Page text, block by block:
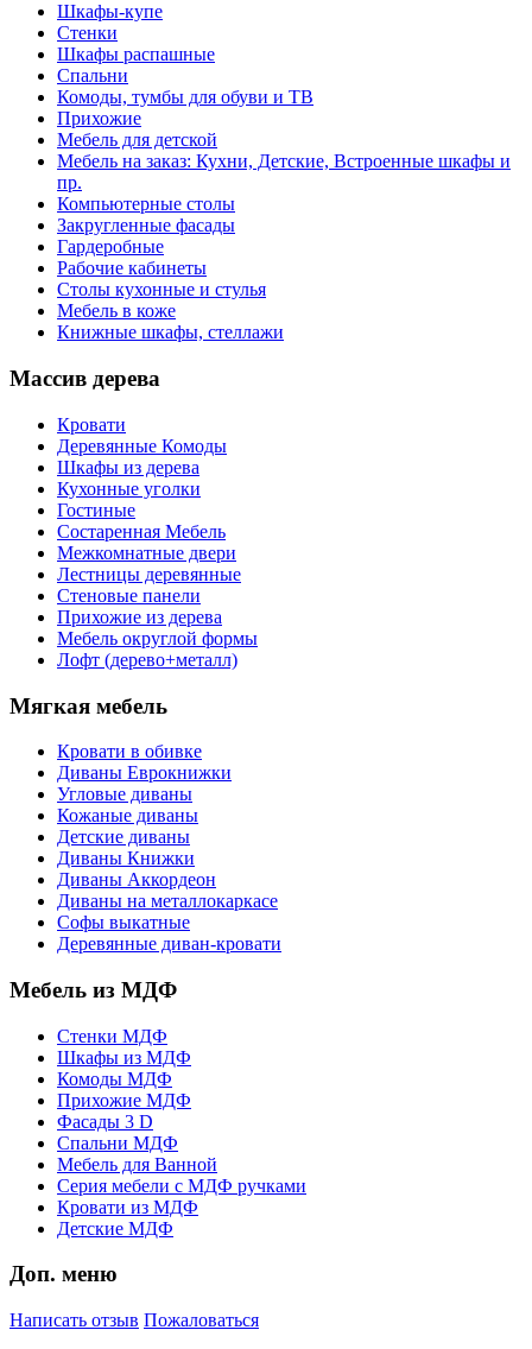
Шкафы-купе
Стенки
Шкафы распашные
Спальни
Комоды, тумбы для обуви и ТВ
Прихожие
Мебель для детской
Мебель на заказ: Кухни, Детские, Встроенные шкафы и
пр.
Компьютерные столы
Закругленные фасады
Гардеробные
Рабочие кабинеты
Столы кухонные и стулья
Мебель в коже
Книжные шкафы, стеллажи
Массив дерева
Кровати
Деревянные Комоды
Шкафы из дерева
Кухонные уголки
Гостиные
Состаренная Мебель
Межкомнатные двери
Лестницы деревянные
Стеновые панели
Прихожие из дерева
Мебель округлой формы
Лофт (дерево+металл)
Мягкая мебель
Кровати в обивке
Диваны Еврокнижки
Угловые диваны
Кожаные диваны
Детские диваны
Диваны Книжки
Диваны Аккордеон
Диваны на металлокаркасе
Софы выкатные
Деревянные диван-кровати
Мебель из МДФ
Стенки МДФ
Шкафы из МДФ
Комоды МДФ
Прихожие МДФ
Фасады 3 D
Спальни МДФ
Мебель для Ванной
Серия мебели с МДФ ручками
Кровати из МДФ
Детские МДФ
Доп. меню
Написать отзыв Пожаловаться